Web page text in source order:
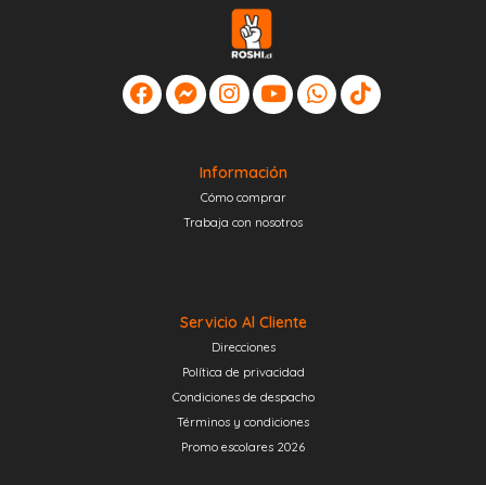
Información
Cómo comprar
Trabaja con nosotros
Servicio Al Cliente
Direcciones
Política de privacidad
Condiciones de despacho
Términos y condiciones
Promo escolares 2026